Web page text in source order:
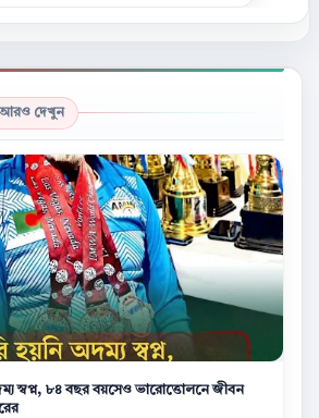
দেখুন
স্বপ্ন, ৮৪ বছর বয়সেও ভারোত্তোলনে জীবন